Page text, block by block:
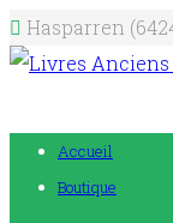
Hasparren
Accueil
Boutique